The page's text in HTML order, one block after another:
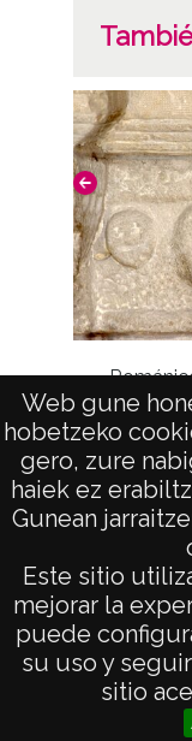
Web gune
hobetzeko
gero, zure
haiek ez
Gunean
Este sitio
mejorar la
puede
su uso y
sitio
AVISO